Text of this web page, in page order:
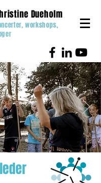
Dueholm
workshops,